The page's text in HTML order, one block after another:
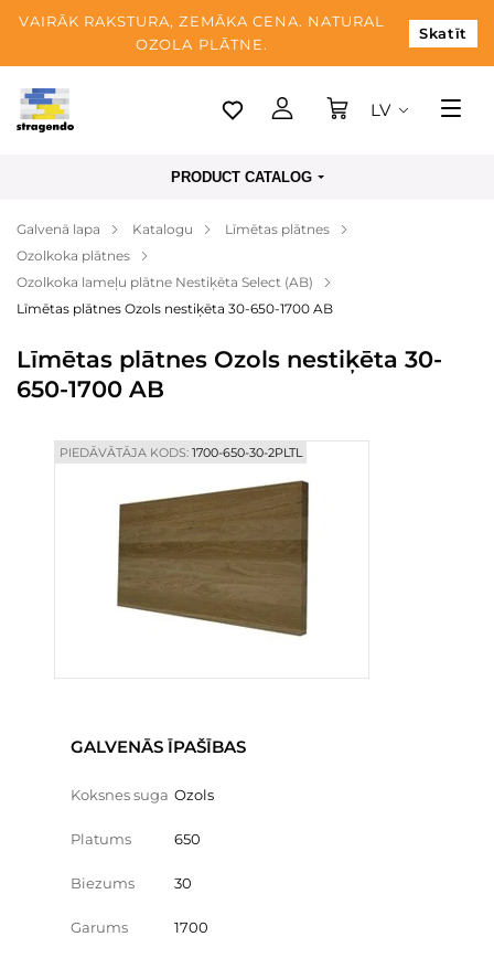
VAIRĀK RAKSTURA, ZEMĀKA CENA. NATURAL
OZOLA PLĀTNE.
Skatīt
Tallina
Apmaksa
Par mums
Blogs
Kontaktinformācija
LV
PRODUCT CATALOG
Galvenā lapa Katalogu
Līmētas plātnes
Ozolkoka plātnes
Ozolkoka lameļu plātne Nestiķēta Select (AB)
Līmētas plātnes Ozols nestiķēta 30-650-1700 AB
Līmētas plātnes Ozols nestiķēta 30-
650-1700 AB
PIEDĀVĀTĀJA KODS:1700-650-30-2PLTL
GALVENĀS ĪPAŠĪBAS
Koksnes suga Ozols
Platums 650
Biezums 30
Garums 1700